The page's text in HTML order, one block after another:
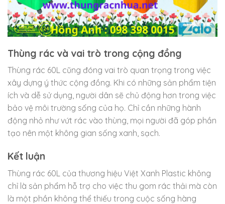
Thùng rác và vai trò trong cộng đồng
Thùng rác 60L cũng đóng vai trò quan trọng trong việc
xây dựng ý thức cộng đồng. Khi có những sản phẩm tiện
ích và dễ sử dụng, người dân sẽ chủ động hơn trong việc
bảo vệ môi trường sống của họ. Chỉ cần những hành
động nhỏ như vứt rác vào thùng, mọi người đã góp phần
tạo nên một không gian sống xanh, sạch.
Kết luận
Thùng rác 60L của thương hiệu Việt Xanh Plastic không
chỉ là sản phẩm hỗ trợ cho việc thu gom rác thải mà còn
là một phần không thể thiếu trong cuộc sống hàng